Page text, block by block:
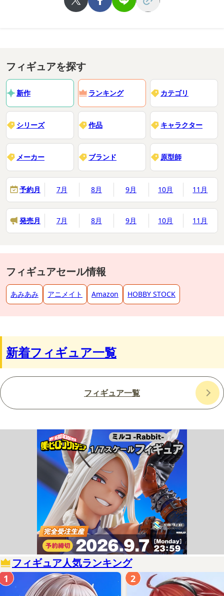
フィギュアを探す
新作 ランキング カテゴリ
シリーズ 作品 キャラクター
メーカー ブランド 原型師
予約月 7月 8月 9月 10月 11月
発売月 7月 8月 9月 10月 11月
フィギュアセール情報
あみあみ アニメイト Amazon HOBBY STOCK
新着フィギュア一覧
フィギュア一覧
フィギュア人気ランキング
1 2